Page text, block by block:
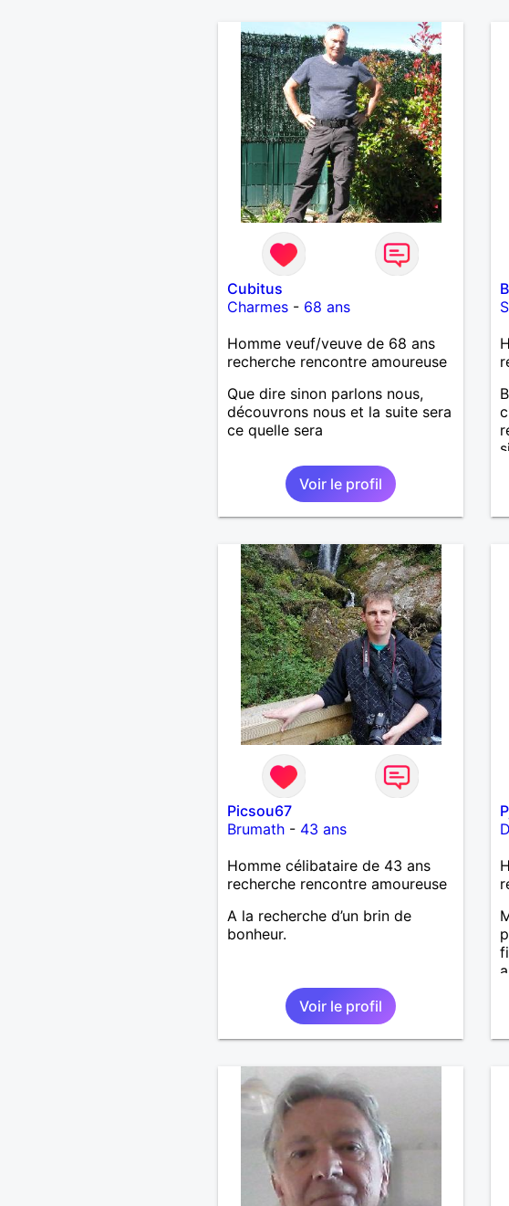
Cubitus
Charmes- 68 ans
Homme veuf/veuve de 68 ans
recherche rencontre amoureuse
Que dire sinon parlons nous,
découvrons nous et la suite sera
ce quelle sera
Voir le profil
Picsou67
Brumath- 43 ans
Homme célibataire de 43 ans
recherche rencontre amoureuse
A la recherche d’un brin de
bonheur.
Voir le profil